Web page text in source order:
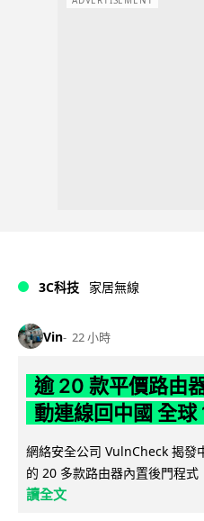
3C科技 家居無線
Vin 22 小時
逾 20 款平價路由
動連線回中國 全
網絡安全公司 VulnCheck 揭
的 20 多款路由器內置後門程
讀全文